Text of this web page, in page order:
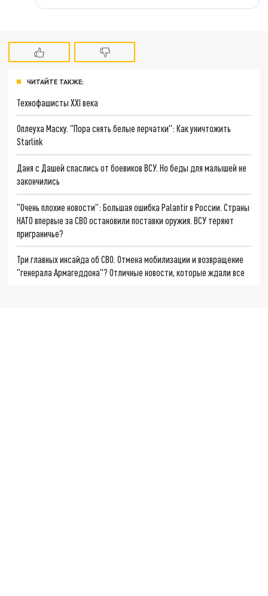
ЧИТАЙТЕ ТАКЖЕ:
Технофашисты XXI века
Оплеуха Маску. "Пора снять белые перчатки": Как уничтожить
Starlink
Даня с Дашей спаслись от боевиков ВСУ. Но беды для малышей не
закончились
"Очень плохие новости": Большая ошибка Palantir в России. Страны
НАТО впервые за СВО остановили поставки оружия. ВСУ теряют
приграничье?
Три главных инсайда об СВО. Отмена мобилизации и возвращение
"генерала Армагеддона"? Отличные новости, которые ждали все